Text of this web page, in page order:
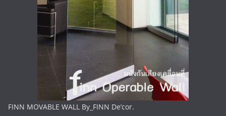
FINN MOVABLE WALL By_FINN De’cor.